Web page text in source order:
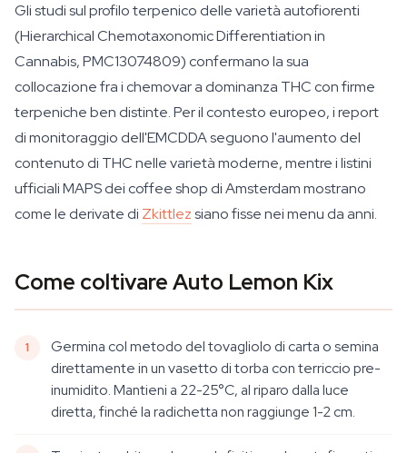
Gli studi sul profilo terpenico delle varietà autofiorenti
(Hierarchical Chemotaxonomic Differentiation in
Cannabis, PMC13074809) confermano la sua
collocazione fra i chemovar a dominanza THC con firme
terpeniche ben distinte. Per il contesto europeo, i report
di monitoraggio dell'EMCDDA seguono l'aumento del
contenuto di THC nelle varietà moderne, mentre i listini
ufficiali MAPS dei coffee shop di Amsterdam mostrano
come le derivate di Zkittlezsiano fisse nei menu da anni.
Come coltivare Auto Lemon Kix
Germina col metodo del tovagliolo di carta o semina
direttamente in un vasetto di torba con terriccio pre-
inumidito. Mantieni a 22-25°C, al riparo dalla luce
diretta, finché la radichetta non raggiunge 1-2 cm.